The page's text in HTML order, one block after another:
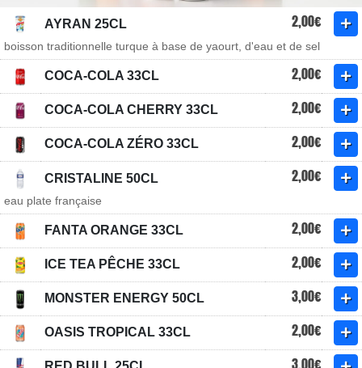
AYRAN 25CL 2,00€
boisson traditionnelle turque à base de yaourt, d'eau et de sel
COCA-COLA 33CL 2,00€
COCA-COLA CHERRY 33CL 2,00€
COCA-COLA ZÉRO 33CL 2,00€
CRISTALINE 50CL 2,00€
eau plate française
FANTA ORANGE 33CL 2,00€
ICE TEA PÊCHE 33CL 2,00€
MONSTER ENERGY 50CL 3,00€
OASIS TROPICAL 33CL 2,00€
3,00€